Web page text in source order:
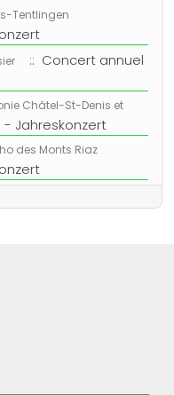
Tentlingen
:: Concert annuel
Châtel-St-Denis et
Jahreskonzert
des Monts Riaz